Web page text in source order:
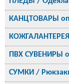
КАНЦТОВАРЫ
ПВХ СУВЕНИРЫ
СУМКИ /